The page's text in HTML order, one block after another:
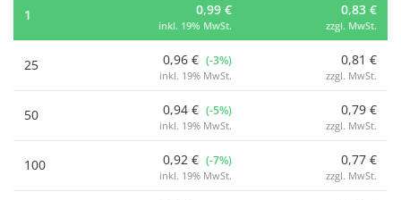
1 0,99 €
inkl. 19% MwSt.
0,83 €
zzgl. MwSt.
25 0,96 € (-3%)
inkl. 19% MwSt.
0,81 €
zzgl. MwSt.
50 0,94 € (-5%)
inkl. 19% MwSt.
0,79 €
zzgl. MwSt.
100 0,92 € (-7%)
inkl. 19% MwSt.
0,77 €
zzgl. MwSt.